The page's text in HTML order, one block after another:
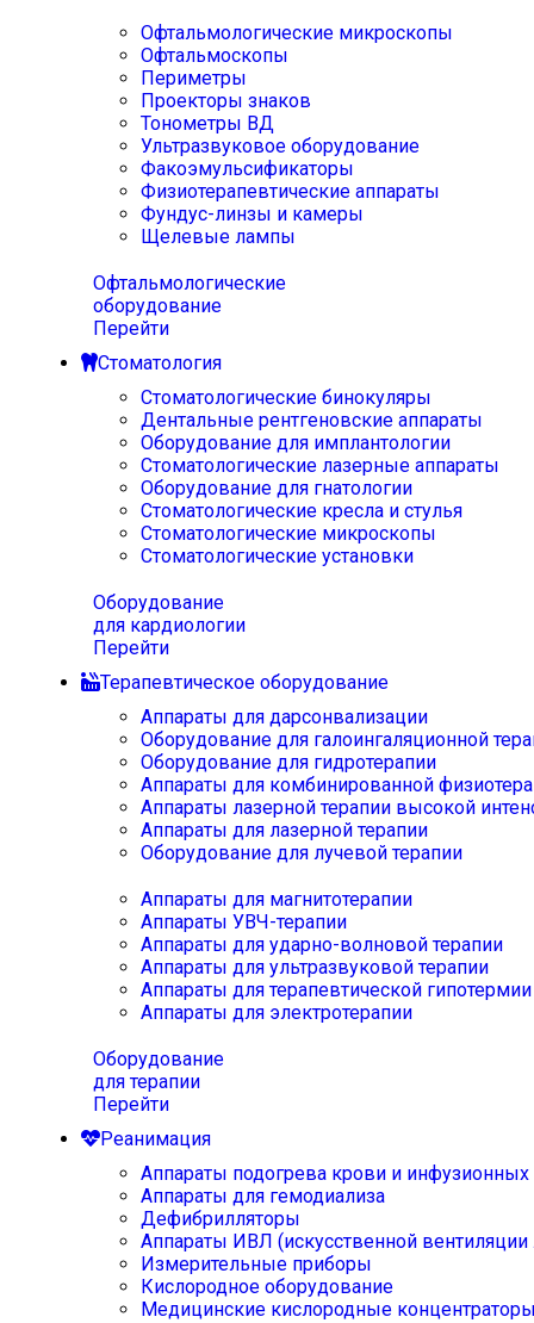
Офтальмологические микроскопы
Офтальмоскопы
Периметры
Проекторы знаков
Тонометры ВД
Ультразвуковое оборудование
Факоэмульсификаторы
Физиотерапевтические аппараты
Фундус-линзы и камеры
Щелевые лампы
Офтальмологические
оборудование
Перейти
Стоматология
Стоматологические бинокуляры
Дентальные рентгеновские аппараты
Оборудование для имплантологии
Стоматологические лазерные аппараты
Оборудование для гнатологии
Стоматологические кресла и стулья
Стоматологические микроскопы
Стоматологические установки
Оборудование
для кардиологии
Перейти
Терапевтическое оборудование
Аппараты для дарсонвализации
Оборудование для галоингаляционной
Оборудование для гидротерапии
Аппараты для комбинированной
Аппараты лазерной терапии высокой
Аппараты для лазерной терапии
Оборудование для лучевой терапии
Аппараты для магнитотерапии
Аппараты УВЧ-терапии
Аппараты для ударно-волновой терапии
Аппараты для ультразвуковой терапии
Аппараты для терапевтической
Аппараты для электротерапии
Оборудование
для терапии
Перейти
Реанимация
Аппараты подогрева крови и инфузионных
Аппараты для гемодиализа
Дефибрилляторы
Аппараты ИВЛ (искусственной вентиляции
Измерительные приборы
Кислородное оборудование
Медицинские кислородные